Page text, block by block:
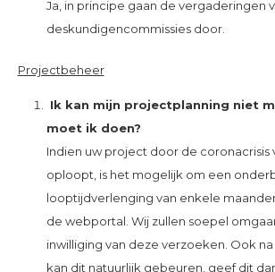
Ja, in principe gaan de vergaderingen
deskundigencommissies door.
Projectbeheer
Ik kan mijn projectplanning niet
moet ik doen?
Indien uw project door de coronacrisis
oploopt, is het mogelijk om een
looptijdverlenging van enkele
de webportal. Wij zullen soepel
inwilliging van deze verzoeken. Ook
kan dit natuurlijk gebeuren, geef dit